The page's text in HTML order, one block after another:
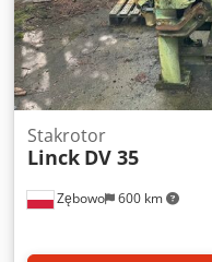
Zębowo 600 km
Stakrotor
Linck DV 35